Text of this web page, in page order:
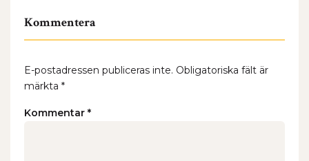
Kommentera
E-postadressen publiceras inte. Obligatoriska fält är
märkta *
Kommentar *